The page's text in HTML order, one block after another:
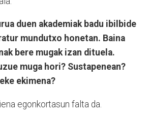
duen akademiak badu ibilbide
mundutxo honetan. Baina
bere mugak izan dituela.
muga hori? Sustapenean?
ekimena?
egonkortasun falta da.